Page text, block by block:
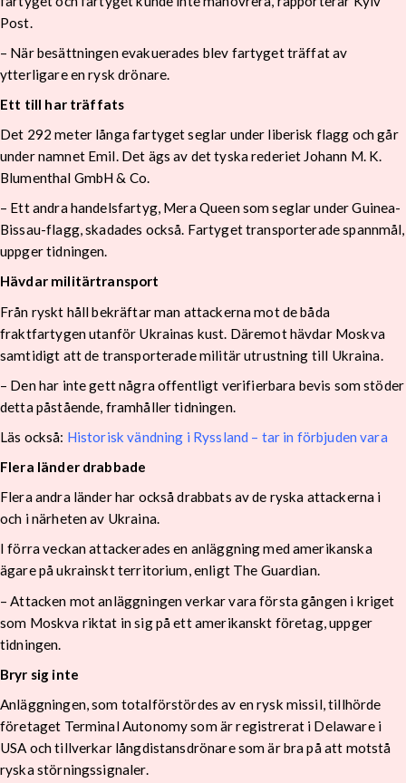
Post.
– När besättningen evakuerades blev fartyget träffat av
ytterligare en rysk drönare.
Ett till har träffats
Det 292 meter långa fartyget seglar under liberisk flagg och går
under namnet Emil. Det ägs av det tyska rederiet Johann M. K.
Blumenthal GmbH & Co.
– Ett andra handelsfartyg, Mera Queen som seglar under Guinea-
Bissau-flagg, skadades också. Fartyget transporterade spannmål,
uppger tidningen.
Hävdar militärtransport
Från ryskt håll bekräftar man attackerna mot de båda
fraktfartygen utanför Ukrainas kust. Däremot hävdar Moskva
samtidigt att de transporterade militär utrustning till Ukraina.
– Den har inte gett några offentligt verifierbara bevis som stöder
detta påstående, framhåller tidningen.
Läs också: Historisk vändning i Ryssland – tar in förbjuden vara
Flera länder drabbade
Flera andra länder har också drabbats av de ryska attackerna i
och i närheten av Ukraina.
I förra veckan attackerades en anläggning med amerikanska
ägare på ukrainskt territorium, enligt The Guardian.
– Attacken mot anläggningen verkar vara första gången i kriget
som Moskva riktat in sig på ett amerikanskt företag, uppger
tidningen.
Bryr sig inte
Anläggningen, som totalförstördes av en rysk missil, tillhörde
företaget Terminal Autonomy som är registrerat i Delaware i
USA och tillverkar långdistansdrönare som är bra på att motstå
ryska störningssignaler.